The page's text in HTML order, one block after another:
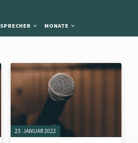
SPRECHER MONATE
23. JANUAR 2022